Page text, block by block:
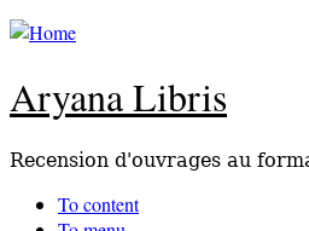
Aryana Libris
Recension d'ouvrages au
To content